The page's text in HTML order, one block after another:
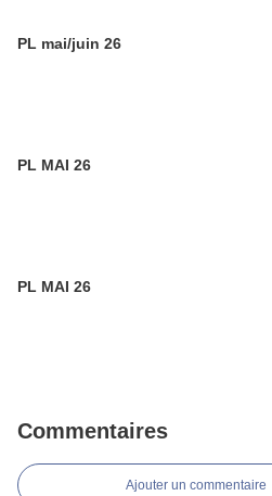
PL mai/juin 26
PL MAI 26
PL MAI 26
Commentaires
Ajouter un commentaire